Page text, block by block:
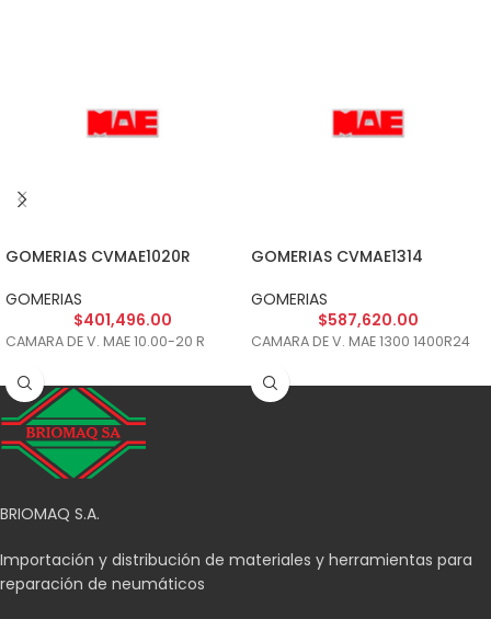
GOMERIAS CVMAE1020R
GOMERIAS
$401,496.00
CAMARA DE V. MAE 10.00-20 R
GOMERIAS CVMAE1314
GOMERIAS
$587,620.00
CAMARA DE V. MAE 1300 1400R24
BRIOMAQ S.A.
Importación y distribución de materiales y herramientas para
reparación de neumáticos